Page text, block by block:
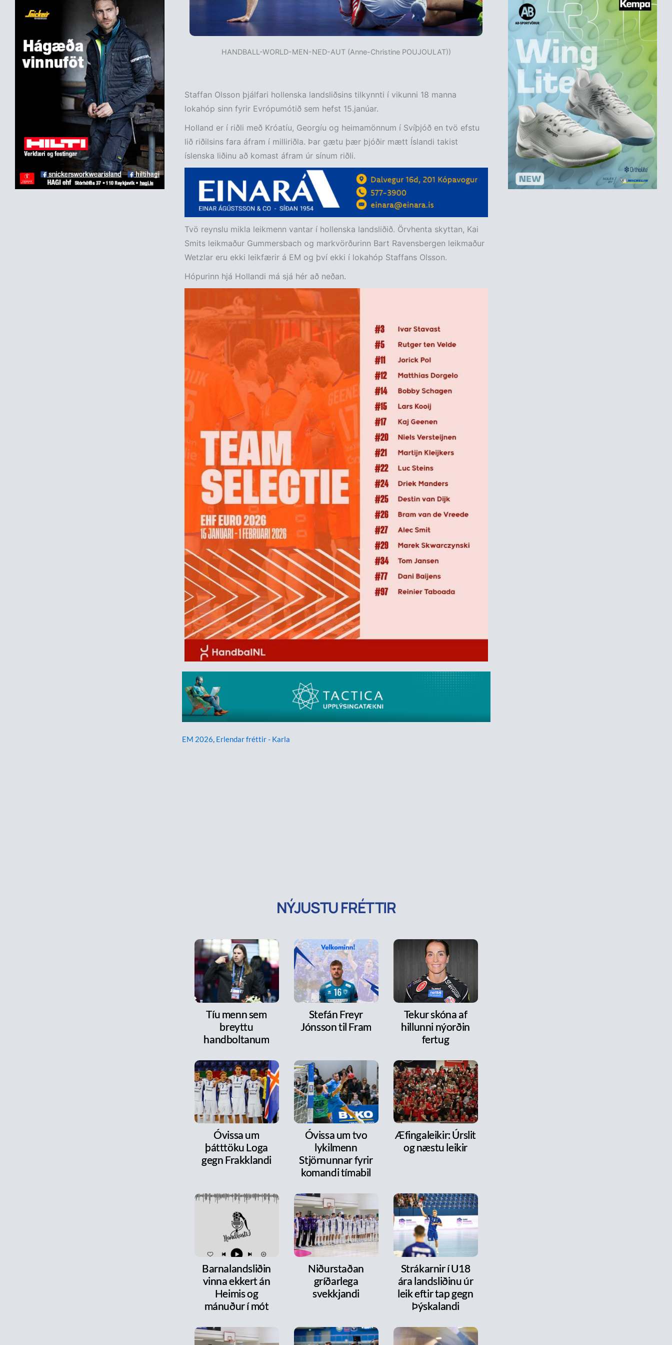
HANDBALL-WORLD-MEN-NED-AUT (Anne-Christine POUJOULAT))
Staffan Olsson þjálfari hollenska landsliðsins tilkynnti í vikunni 18 manna
lokahóp sinn fyrir Evrópumótið sem hefst 15.janúar.
Holland er í riðli með Króatíu, Georgíu og heimamönnum í Svíþjóð en tvö efstu
lið riðilsins fara áfram í milliriðla. Þar gætu þær þjóðir mætt Íslandi takist
íslenska liðinu að komast áfram úr sínum riðli.
Tvö reynslu mikla leikmenn vantar í hollenska landsliðið. Örvhenta skyttan, Kai
Smits leikmaður Gummersbach og markvörðurinn Bart Ravensbergen leikmaður
Wetzlar eru ekki leikfærir á EM og því ekki í lokahóp Staffans Olsson.
Hópurinn hjá Hollandi má sjá hér að neðan.
EM 2026, Erlendar fréttir - Karla
NÝJUSTU FRÉTTIR
Tíu menn sem
breyttu
handboltanum
Stefán Freyr
Jónsson til Fram
Tekur skóna af
hillunni nýorðin
fertug
Óvissa um
þátttöku Loga
gegn Frakklandi
Óvissa um tvo
lykilmenn
Stjörnunnar fyrir
komandi tímabil
Æfingaleikir: Úrslit
og næstu leikir
Barnalandsliðin
vinna ekkert án
Heimis og
mánuður í mót
Niðurstaðan
gríðarlega
svekkjandi
Strákarnir í U18
ára landsliðinu úr
leik eftir tap gegn
Þýskalandi